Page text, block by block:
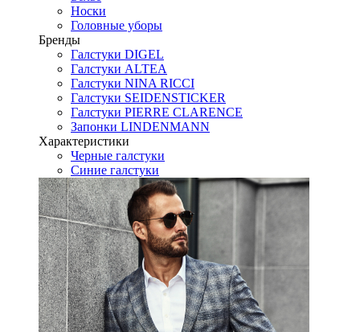
Носки
Головные уборы
Бренды
Галстуки DIGEL
Галстуки ALTEA
Галстуки NINA RICCI
Галстуки SEIDENSTICKER
Галстуки PIERRE CLARENCE
Запонки LINDENMANN
Характеристики
Черные галстуки
Синие галстуки